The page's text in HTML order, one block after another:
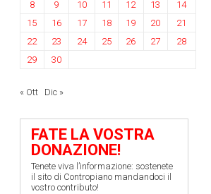
8
9 10 11 12 13
14
15
16 17 18 19 20
21
22
23 24 25 26 27
28
29
30
« Ott Dic »
FATE LA VOSTRA
DONAZIONE!
Tenete viva l’informazione: sostenete
il sito di Contropiano mandandoci il
vostro contributo!